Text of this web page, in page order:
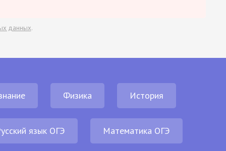
данных.
Физика История
язык ОГЭ Математика ОГЭ